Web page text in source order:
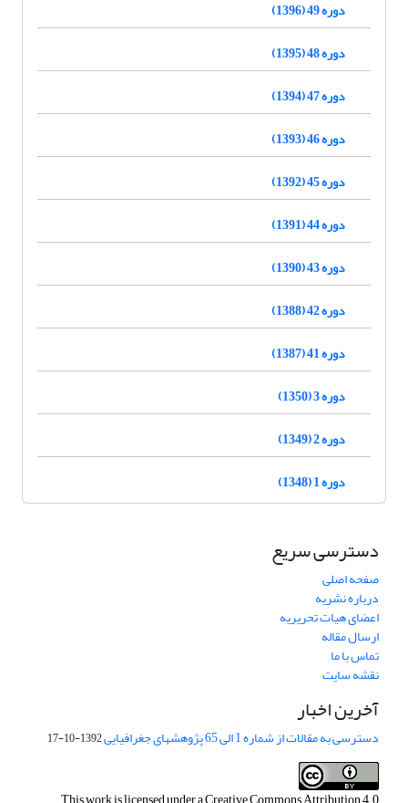
دوره 49 (1396)
دوره 48 (1395)
دوره 47 (1394)
دوره 46 (1393)
دوره 45 (1392)
دوره 44 (1391)
دوره 43 (1390)
دوره 42 (1388)
دوره 41 (1387)
دوره 3 (1350)
دوره 2 (1349)
دوره 1 (1348)
دسترسی سریع
صفحه اصلی
درباره نشریه
اعضای هیات تحریریه
ارسال مقاله
تماس با ما
نقشه سایت
آخرین اخبار
دسترسی به مقالات از شماره 1 الی 65 پژوهشهای جغرافیایی 1392-10-17